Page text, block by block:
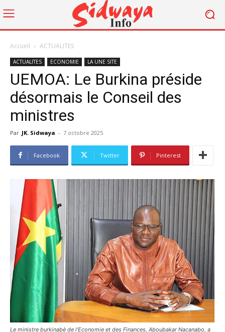
Accueil ACTUALITES
ACTUALITES ECONOMIE LA UNE SITE
UEMOA: Le Burkina préside
désormais le Conseil des
ministres
Par JK. Sidwaya - 7 octobre 2025
Facebook Twitter Pinterest
Le ministre burkinabè de l'Economie et des Finances, Aboubakar Nacanabo, a